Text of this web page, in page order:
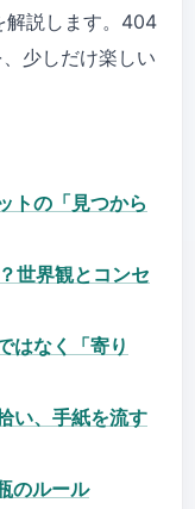
解説します。404
少しだけ楽しい
トの「見つから
世界観とコンセ
はなく「寄り
い、手紙を流す
のルール